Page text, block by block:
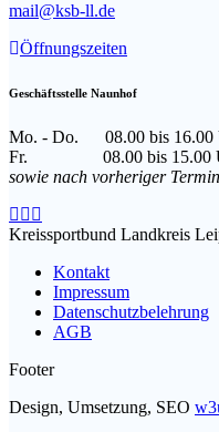
mail@ksb-ll.de
Öffnungszeiten
Geschäftsstelle Naunhof
Mo. - Do. 08.00 bis 16.00
Fr. 08.00 bis 15.00
sowie nach vorheriger
Facebook
page
new
window
Instagram
page
in
new
window
Mail
opens
in
new
window
Kreissportbund Landkreis
Kontakt
Impressum
Datenschutzbelehrung
AGB
Footer
Design, Umsetzung, SEO